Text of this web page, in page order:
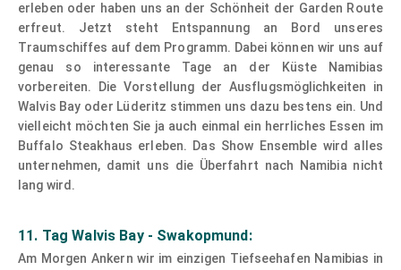
erleben oder haben uns an der Schönheit der Garden Route
erfreut. Jetzt steht Entspannung an Bord unseres
Traumschiffes auf dem Programm. Dabei können wir uns auf
genau so interessante Tage an der Küste Namibias
vorbereiten. Die Vorstellung der Ausflugsmöglichkeiten in
Walvis Bay oder Lüderitz stimmen uns dazu bestens ein. Und
vielleicht möchten Sie ja auch einmal ein herrliches Essen im
Buffalo Steakhaus erleben. Das Show Ensemble wird alles
unternehmen, damit uns die Überfahrt nach Namibia nicht
lang wird.
11. Tag Walvis Bay - Swakopmund:
Am Morgen Ankern wir im einzigen Tiefseehafen Namibias in